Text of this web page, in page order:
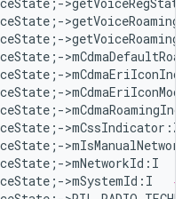
>mNetworkId:I
>mSystemId:I #